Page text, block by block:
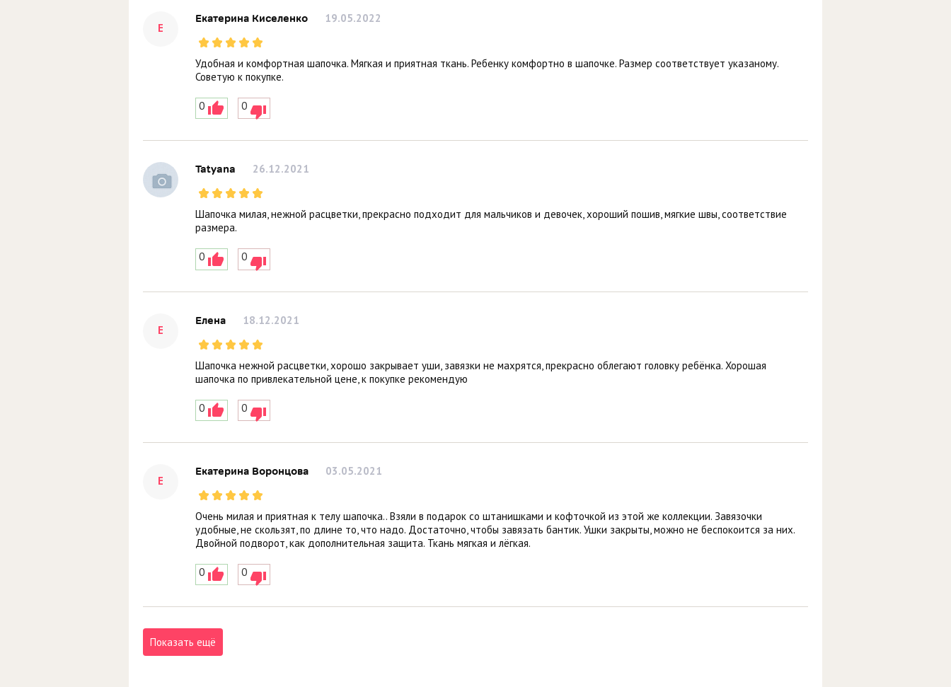
Е
Екатерина Киселенко 19.05.2022
Удобная и комфортная шапочка. Мягкая и приятная ткань. Ребенку комфортно в шапочке. Размер соответствует указаному.
Советую к покупке.
0 0
Tatyana 26.12.2021
Шапочка милая, нежной расцветки, прекрасно подходит для мальчиков и девочек, хороший пошив, мягкие швы, соответствие
размера.
0 0
Е
Елена 18.12.2021
Шапочка нежной расцветки, хорошо закрывает уши, завязки не махрятся, прекрасно облегают головку ребёнка. Хорошая
шапочка по привлекательной цене, к покупке рекомендую
0 0
Е
Екатерина Воронцова 03.05.2021
Очень милая и приятная к телу шапочка.. Взяли в подарок со штанишками и кофточкой из этой же коллекции. Завязочки
удобные, не скользят, по длине то, что надо. Достаточно, чтобы завязать бантик. Ушки закрыты, можно не беспокоится за них.
Двойной подворот, как дополнительная защита. Ткань мягкая и лёгкая.
0 0
Показать ещё